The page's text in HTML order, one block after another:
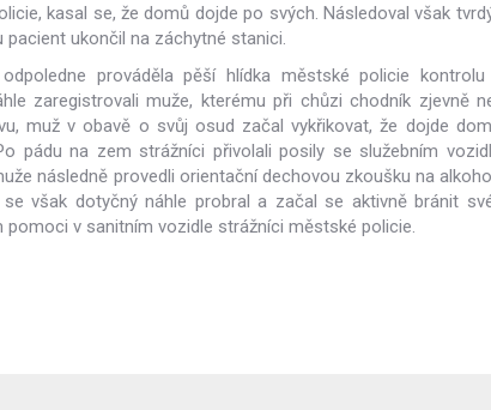
kasal se, že domů dojde po svých. Následoval však
ukončil na záchytné stanici.
prováděla pěší hlídka městské policie kontrolu
zaregistrovali muže, kterému při chůzi chodník zjevně
muž v obavě o svůj osud začal vykřikovat, že dojde
pádu na zem strážníci přivolali posily se služebním
následně provedli orientační dechovou zkoušku na
se však dotyčný náhle probral a začal se aktivně bránit
v sanitním vozidle strážníci městské policie.